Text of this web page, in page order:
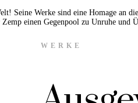
Seine Werke sind eine Homage an
einen Gegenpool zu Unruhe und
WERKE